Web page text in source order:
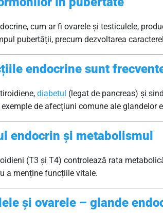
cum ar fi ovarele și testiculele,
pubertății, precum dezvoltarea
endocrine sunt
diabetul (legat de pancreas) și
de afecțiuni comune ale glandelor
endocrin și metabolismul
(T3 și T4) controlează rata
a menține funcțiile vitale.
și ovarele – glande